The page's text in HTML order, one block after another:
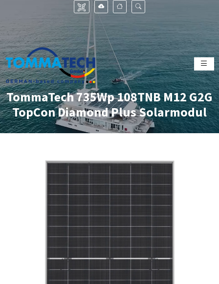
TommaTech 735Wp 108TNB M12 G2G
TopCon Diamond Plus Solarmodul